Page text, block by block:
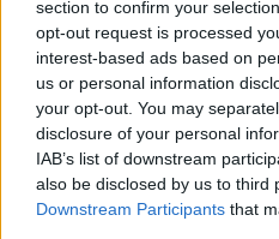
section to confirm your
opt-out request is processed
interest-based ads based on
us or personal information
your opt-out. You may
disclosure of your personal
IAB’s list of downstream
also be disclosed by us to third
Downstream Participants that